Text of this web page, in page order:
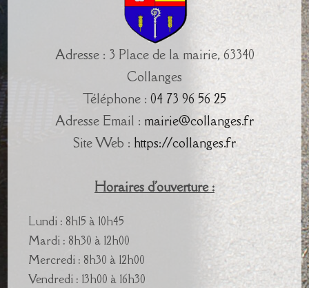
Adresse : 3 Place de la mairie, 63340
Collanges
Téléphone : 04 73 96 56 25
Adresse Email : mairie@collanges.fr
Site Web : https://collanges.fr
Horaires d'ouverture :
Lundi : 8h15 à 10h45
Mardi : 8h30 à 12h00
Mercredi : 8h30 à 12h00
Vendredi : 13h00 à 16h30